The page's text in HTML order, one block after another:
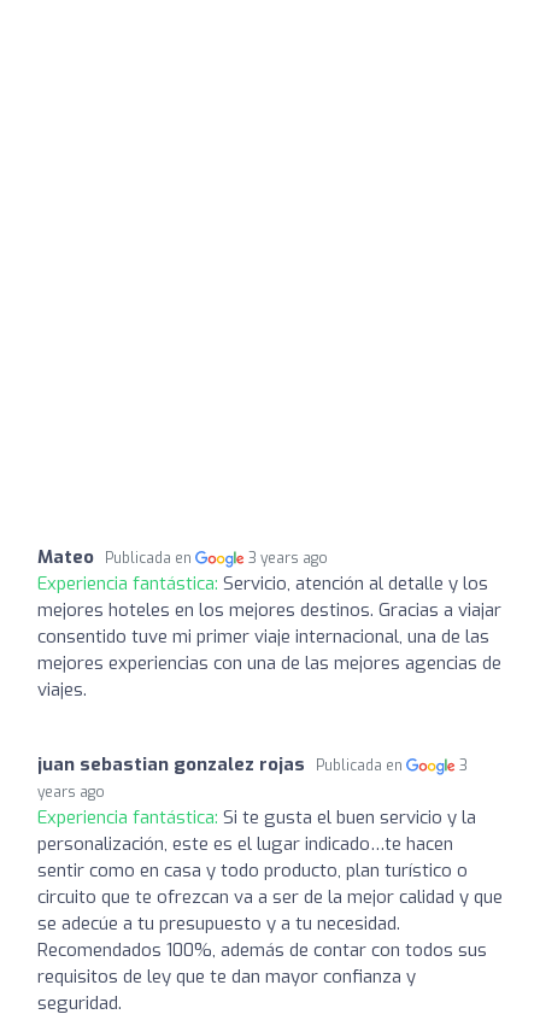
Mateo Publicada en 3 years ago
Experiencia fantástica: Servicio, atención al detalle y los
mejores hoteles en los mejores destinos. Gracias a viajar
consentido tuve mi primer viaje internacional, una de las
mejores experiencias con una de las mejores agencias de
viajes.
juan sebastian gonzalez rojas Publicada en
3
years ago
Experiencia fantástica: Si te gusta el buen servicio y la
personalización, este es el lugar indicado…te hacen
sentir como en casa y todo producto, plan turístico o
circuito que te ofrezcan va a ser de la mejor calidad y que
se adecúe a tu presupuesto y a tu necesidad.
Recomendados 100%, además de contar con todos sus
requisitos de ley que te dan mayor confianza y
seguridad.